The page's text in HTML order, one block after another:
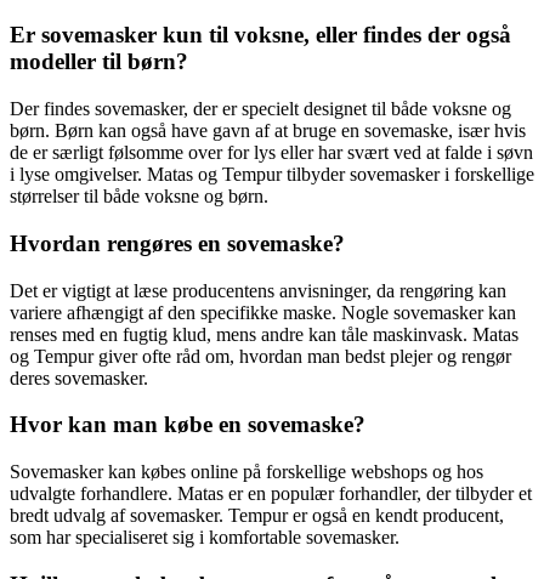
Er sovemasker kun til voksne, eller findes der også
modeller til børn?
Der findes sovemasker, der er specielt designet til både voksne og
børn. Børn kan også have gavn af at bruge en sovemaske, især hvis
de er særligt følsomme over for lys eller har svært ved at falde i søvn
i lyse omgivelser. Matas og Tempur tilbyder sovemasker i forskellige
størrelser til både voksne og børn.
Hvordan rengøres en sovemaske?
Det er vigtigt at læse producentens anvisninger, da rengøring kan
variere afhængigt af den specifikke maske. Nogle sovemasker kan
renses med en fugtig klud, mens andre kan tåle maskinvask. Matas
og Tempur giver ofte råd om, hvordan man bedst plejer og rengør
deres sovemasker.
Hvor kan man købe en sovemaske?
Sovemasker kan købes online på forskellige webshops og hos
udvalgte forhandlere. Matas er en populær forhandler, der tilbyder et
bredt udvalg af sovemasker. Tempur er også en kendt producent,
som har specialiseret sig i komfortable sovemasker.